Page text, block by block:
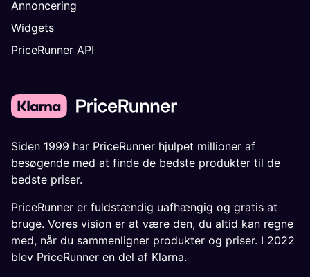
Annoncering
Widgets
PriceRunner API
Siden 1999 har PriceRunner hjulpet millioner af
besøgende med at finde de bedste produkter til de
bedste priser.
PriceRunner er fuldstændig uafhængig og gratis at
bruge. Vores vision er at være den, du altid kan regne
med, når du sammenligner produkter og priser. I 2022
blev PriceRunner en del af Klarna.